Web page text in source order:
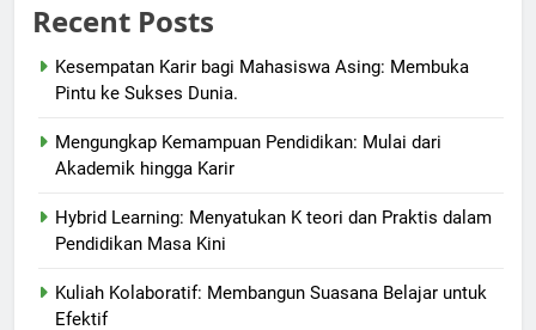
Recent Posts
Kesempatan Karir bagi Mahasiswa Asing: Membuka
Pintu ke Sukses Dunia.
Mengungkap Kemampuan Pendidikan: Mulai dari
Akademik hingga Karir
Hybrid Learning: Menyatukan K teori dan Praktis dalam
Pendidikan Masa Kini
Kuliah Kolaboratif: Membangun Suasana Belajar untuk
Efektif